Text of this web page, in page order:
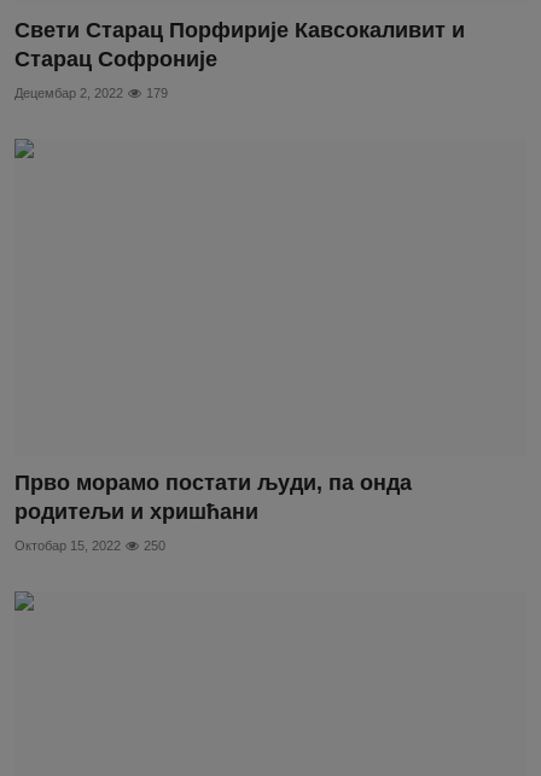
Свети Старац Порфирије Кавсокаливит и
Старац Софроније
Децембар 2, 2022 179
Прво морамо постати људи, па онда
родитељи и хришћани
Октобар 15, 2022 250